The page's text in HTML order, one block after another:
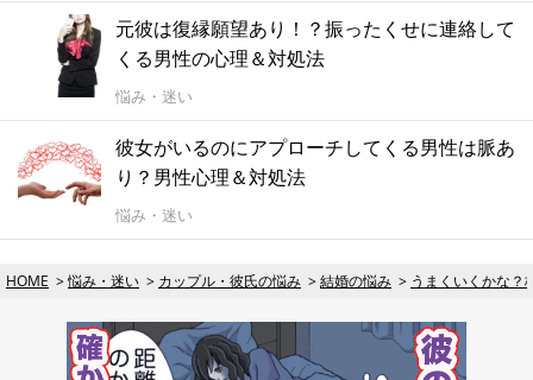
元彼は復縁願望あり！？振ったくせに連絡して
くる男性の心理＆対処法
悩み・迷い
彼女がいるのにアプローチしてくる男性は脈あ
り？男性心理＆対処法
悩み・迷い
HOME 悩み・迷い カップル・彼氏の悩み 結婚の悩み うまくいくかな？